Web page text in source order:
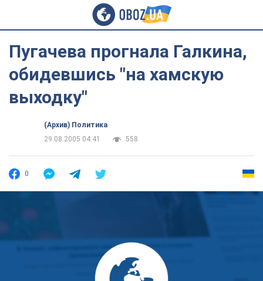
Пугачева прогнала Галкина,
обидевшись "на хамскую
выходку"
(Архив) Политика
29.08.2005 04:41
558
0